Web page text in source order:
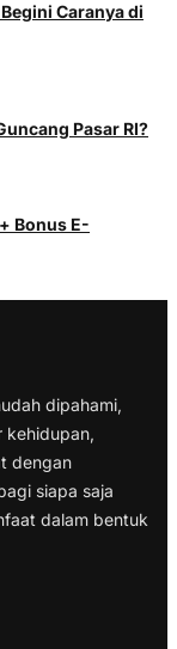
Caranya di
Pasar RI?
Bonus E-
dipahami,
kehidupan,
dengan
siapa saja
dalam bentuk